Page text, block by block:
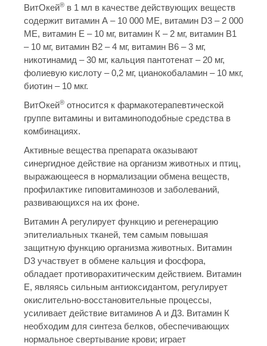
ВитОкей® в 1 мл в качестве действующих веществ
содержит витамин А – 10 000 МЕ, витамин D3 – 2 000
МЕ, витамин Е – 10 мг, витамин К – 2 мг, витамин В1
– 10 мг, витамин В2 – 4 мг, витамин В6 – 3 мг,
никотинамид – 30 мг, кальция пантотенат – 20 мг,
фолиевую кислоту – 0,2 мг, цианокобаламин – 10 мкг,
биотин – 10 мкг.
ВитОкей® относится к фармакотерапевтической
группе витамины и витаминоподобные средства в
комбинациях.
Активные вещества препарата оказывают
синергидное действие на организм животных и птиц,
выражающееся в нормализации обмена веществ,
профилактике гиповитаминозов и заболеваний,
развивающихся на их фоне.
Витамин А регулирует функцию и регенерацию
эпителиальных тканей, тем самым повышая
защитную функцию организма животных. Витамин
D3 участвует в обмене кальция и фосфора,
обладает противорахитическим действием. Витамин
Е, являясь сильным антиоксидантом, регулирует
окислительно-восстановительные процессы,
усиливает действие витаминов А и Д3. Витамин К
необходим для синтеза белков, обеспечивающих
нормальное свертывание крови; играет